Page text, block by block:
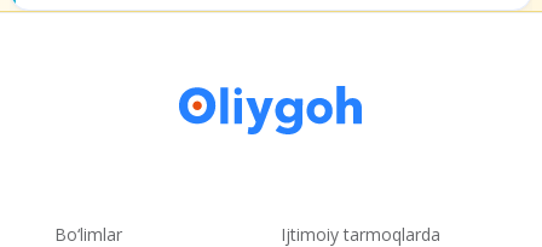
Bo‘limlar Ijtimoiy tarmoqlarda